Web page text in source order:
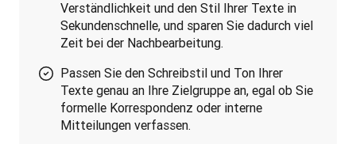
Verständlichkeit und den Stil Ihrer Texte in
Sekundenschnelle, und sparen Sie dadurch viel
Zeit bei der Nachbearbeitung.
Passen Sie den Schreibstil und Ton Ihrer
Texte genau an Ihre Zielgruppe an, egal ob Sie
formelle Korrespondenz oder interne
Mitteilungen verfassen.